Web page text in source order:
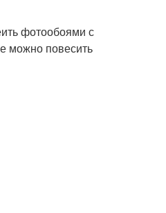
фотообоями с
можно повесить